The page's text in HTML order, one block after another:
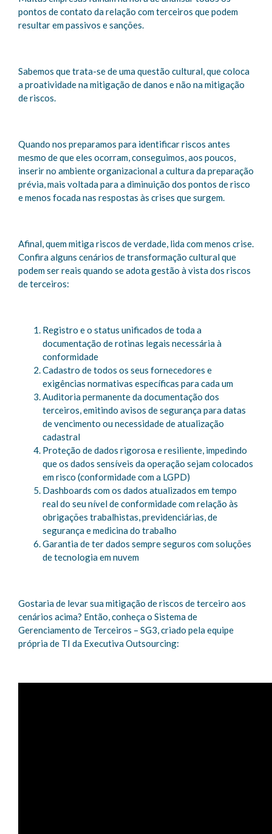
pontos de contato da relação com terceiros que podem
resultar em passivos e sanções.
Sabemos que trata-se de uma questão cultural, que coloca
a proatividade na mitigação de danos e não na mitigação
de riscos.
Quando nos preparamos para identificar riscos antes
mesmo de que eles ocorram, conseguimos, aos poucos,
inserir no ambiente organizacional a cultura da preparação
prévia, mais voltada para a diminuição dos pontos de risco
e menos focada nas respostas às crises que surgem.
Afinal, quem mitiga riscos de verdade, lida com menos crise.
Confira alguns cenários de transformação cultural que
podem ser reais quando se adota gestão à vista dos riscos
de terceiros:
Registro e o status unificados de toda a
documentação de rotinas legais necessária à
conformidade
Cadastro de todos os seus fornecedores e
exigências normativas específicas para cada um
Auditoria permanente da documentação dos
terceiros, emitindo avisos de segurança para datas
de vencimento ou necessidade de atualização
cadastral
Proteção de dados rigorosa e resiliente, impedindo
que os dados sensíveis da operação sejam colocados
em risco (conformidade com a LGPD)
Dashboards com os dados atualizados em tempo
real do seu nível de conformidade com relação às
obrigações trabalhistas, previdenciárias, de
segurança e medicina do trabalho
Garantia de ter dados sempre seguros com soluções
de tecnologia em nuvem
Gostaria de levar sua mitigação de riscos de terceiro aos
cenários acima? Então, conheça o Sistema de
Gerenciamento de Terceiros – SG3, criado pela equipe
própria de TI da Executiva Outsourcing: